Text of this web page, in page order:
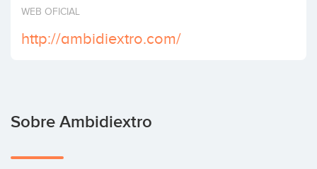
WEB OFICIAL
http://ambidiextro.com/
Sobre Ambidiextro